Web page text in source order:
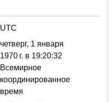
UTC
четверг, 1 января
1970 г. в 19:20:32
Всемирное
координированное
время